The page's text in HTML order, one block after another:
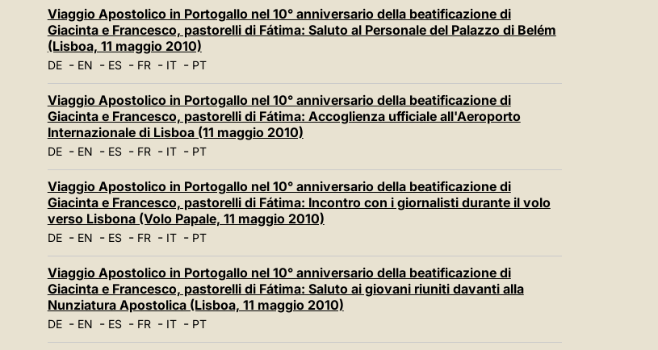
Viaggio Apostolico in Portogallo nel 10° anniversario della beatificazione di
Giacinta e Francesco, pastorelli di Fátima: Saluto al Personale del Palazzo di Belém
(Lisboa, 11 maggio 2010)
DE- EN - ES- FR- IT- PT
Viaggio Apostolico in Portogallo nel 10° anniversario della beatificazione di
Giacinta e Francesco, pastorelli di Fátima: Accoglienza ufficiale all'Aeroporto
Internazionale di Lisboa (11 maggio 2010)
DE- EN - ES- FR- IT- PT
Viaggio Apostolico in Portogallo nel 10° anniversario della beatificazione di
Giacinta e Francesco, pastorelli di Fátima: Incontro con i giornalisti durante il volo
verso Lisbona (Volo Papale, 11 maggio 2010)
DE- EN - ES- FR- IT- PT
Viaggio Apostolico in Portogallo nel 10° anniversario della beatificazione di
Giacinta e Francesco, pastorelli di Fátima: Saluto ai giovani riuniti davanti alla
Nunziatura Apostolica (Lisboa, 11 maggio 2010)
DE- EN - ES- FR- IT- PT